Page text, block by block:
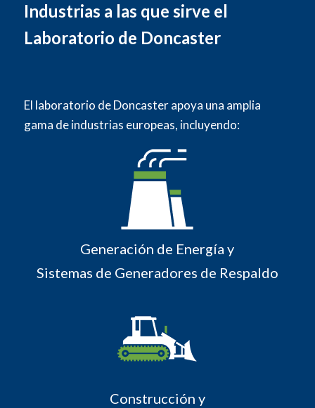
Industrias a las que sirve el
Laboratorio de Doncaster
El laboratorio de Doncaster apoya una amplia
gama de industrias europeas, incluyendo:
Generación de Energía y
Sistemas de Generadores de Respaldo
Construcción y